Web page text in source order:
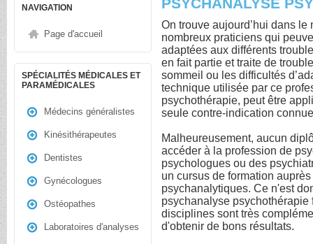
NAVIGATION
Page d'accueil
SPÉCIALITÉS MÉDICALES ET
PARAMÉDICALES
Médecins généralistes
Kinésithérapeutes
Dentistes
Gynécologues
Ostéopathes
Laboratoires d'analyses
On trouve aujourd’hui dans
nombreux praticiens qui
adaptées aux différents
en fait partie et traite de
sommeil ou les difficultés
technique utilisée par ce
psychothérapie, peut être
seule contre-indication
Malheureusement, aucun
accéder à la profession de
psychologues ou des
un cursus de formation
psychanalytiques. Ce n'est
psychanalyse
disciplines sont très
d'obtenir de bons résultats.